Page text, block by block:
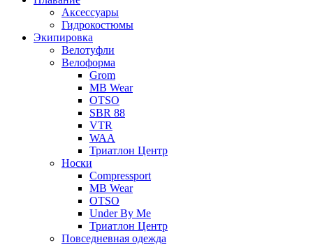
Аксессуары
Гидрокостюмы
Экипировка
Велотуфли
Велоформа
Grom
MB Wear
OTSO
SBR 88
VTR
WAA
Триатлон Центр
Носки
Compressport
MB Wear
OTSO
Under By Me
Триатлон Центр
Повседневная одежда